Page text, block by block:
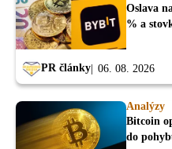
Oslava
% a
PR články 06. 08. 2026
Analýzy
Bitcoin
do